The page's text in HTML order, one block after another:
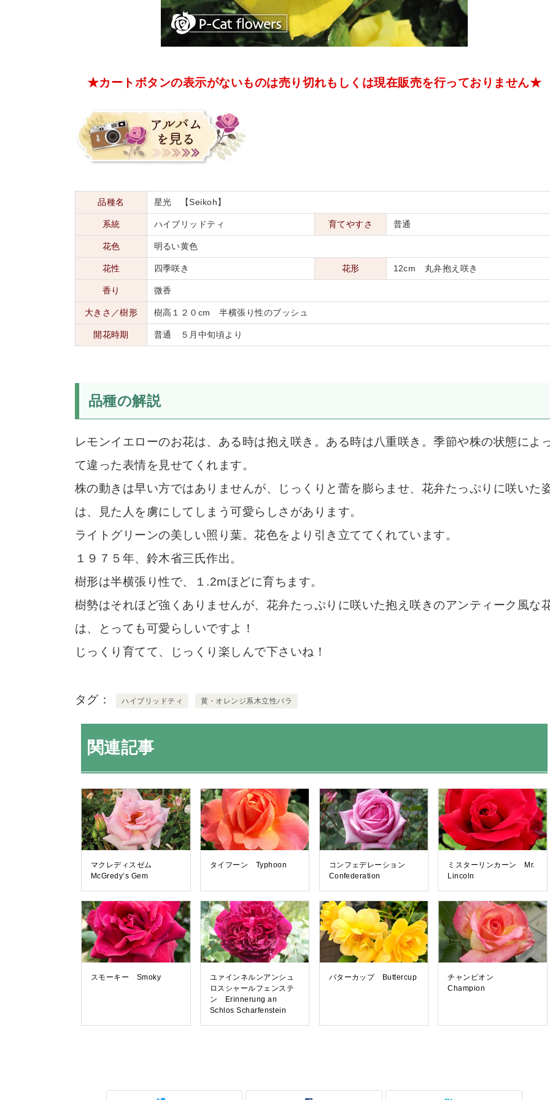
★カートボタンの表示がないものは売り切れもしくは現在販売を行っておりません★
品種名 星光 【Seikoh】
系統 ハイブリッドティ 育てやすさ 普通
花色 明るい黄色
花性 四季咲き 花形 12cm 丸弁抱え咲き
香り 微香
大きさ／樹形 樹高１２０cm 半横張り性のブッシュ
開花時期 普通 ５月中旬頃より
品種の解説
レモンイエローのお花は、ある時は抱え咲き。ある時は八重咲き。季節や株の状態によ
て違った表情を見せてくれます。
株の動きは早い方ではありませんが、じっくりと蕾を膨らませ、花弁たっぷりに咲いた
は、見た人を虜にしてしまう可愛らしさがあります。
ライトグリーンの美しい照り葉。花色をより引き立ててくれています。
１９７５年、鈴木省三氏作出。
樹形は半横張り性で、１.2mほどに育ちます。
樹勢はそれほど強くありませんが、花弁たっぷりに咲いた抱え咲きのアンティーク風な
は、とっても可愛らしいですよ！
じっくり育てて、じっくり楽しんで下さいね！
タグ ハイブリッドティ 黄・オレンジ系木立性バラ
関連記事
マクレディスゼム
McGredy’s Gem
タイフーン Typhoon
コンフェデレーション
Confederation
ミスターリンカーン Mr.
Lincoln
スモーキー Smoky
ユァインネルンアンシュ
ロスシャールフェンステ
ン Erinnerung an
Schlos Scharfenstein
バターカップ Buttercup
チャンピオン
Champion